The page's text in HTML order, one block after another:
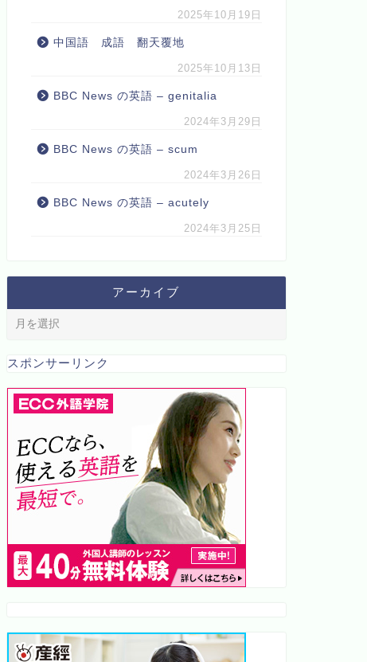
2025年10月19日
中国語 成語 翻天覆地
2025年10月13日
BBC News の英語 – genitalia
2024年3月29日
BBC News の英語 – scum
2024年3月26日
BBC News の英語 – acutely
2024年3月25日
アーカイブ
スポンサーリンク